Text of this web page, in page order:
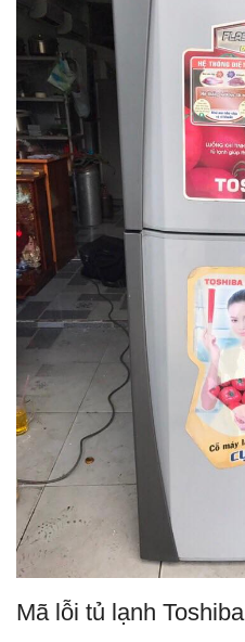
Mã lỗi tủ lạnh Toshiba